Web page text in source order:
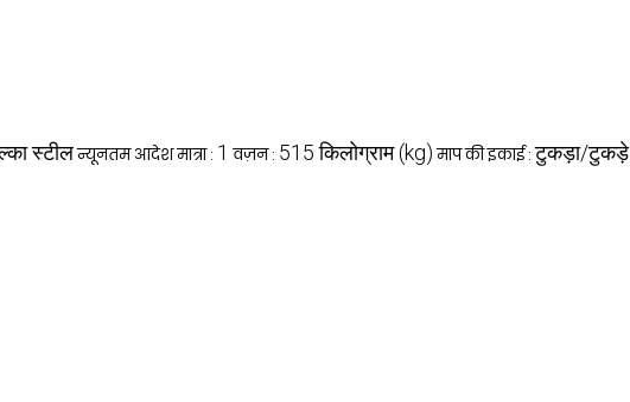
स्टीलन्यूनतम आदेश मात्रा : 1 वज़न : 515 किलोग्राम (kg) माप की इकाई :टुकड़ा/टुकड़े